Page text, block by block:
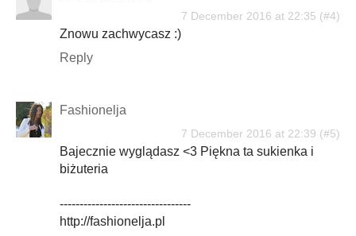
7 December 2016 at 22:35
Znowu zachwycasz :)
Reply
Fashionelja
7 December 2016 at 22:39
Bajecznie wyglądasz <3 Piękna ta sukienka i
biżuteria
---------------------------------
http://fashionelja.pl